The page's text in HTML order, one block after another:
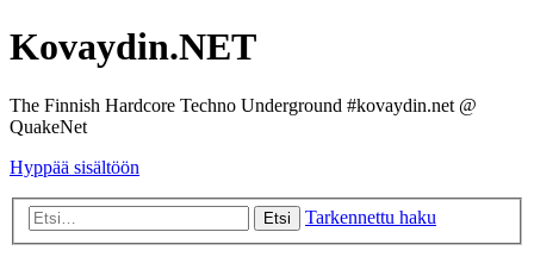
Kovaydin.NET
The Finnish Hardcore Techno Underground #kovaydin.net @
QuakeNet
Hyppää sisältöön
Etsi Tarkennettu haku